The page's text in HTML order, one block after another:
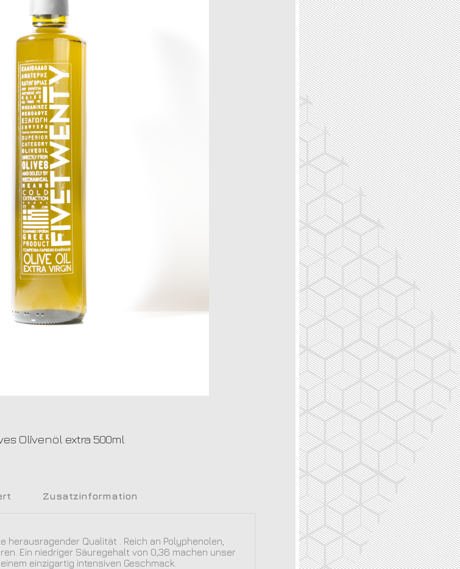
Olivenöl extra 500ml
Zusatzinformation
herausragender Qualität . Reich an Polyphenolen,
Ein niedriger Säuregehalt von 0,36 machen unser
einzigartig intensiven Geschmack.